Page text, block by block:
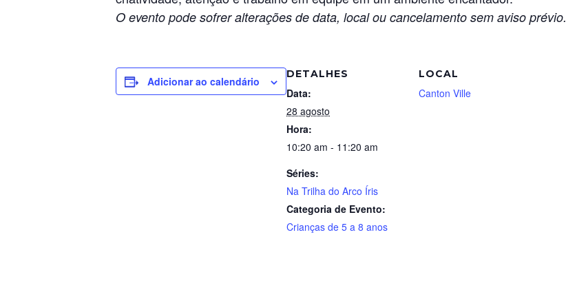
O evento pode sofrer alterações de data, local ou cancelamento sem aviso prévio.
Adicionar ao calendário
DETALHES
Data:
28 agosto
Hora:
10:20 am - 11:20 am
Séries:
Na Trilha do Arco Íris
Categoria de Evento:
Crianças de 5 a 8 anos
LOCAL
Canton Ville